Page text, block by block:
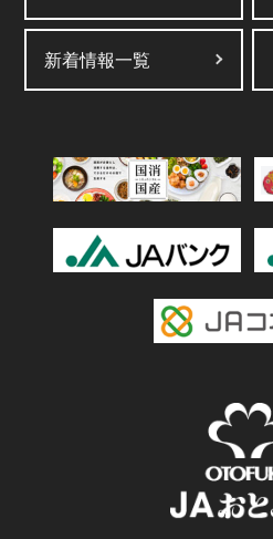
新着情報一覧